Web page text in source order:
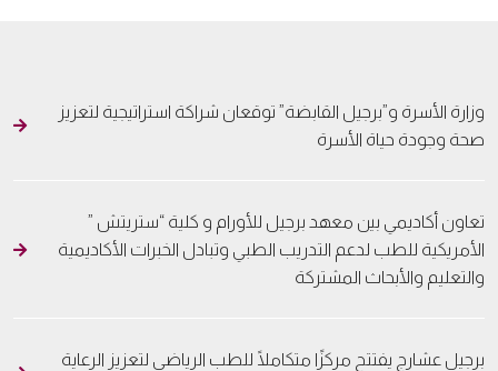
وزارة الأسرة و”برجيل القابضة” توقعان شراكة استراتيجية لتعزيز
صحة وجودة حياة الأسرة
تعاون أكاديمي بين معهد برجيل للأورام و كلية “ستريتش ”
الأمريكية للطب لدعم التدريب الطبي وتبادل الخبرات الأكاديمية
والتعليم والأبحاث المشتركة
برجيل عشارج يفتتح مركزًا متكاملًا للطب الرياضي لتعزيز الرعاية